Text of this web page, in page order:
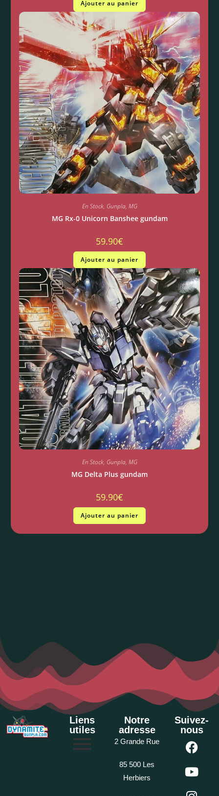
Ajouter au panier
En Stock, Gunpla, MG
MG Rx-0 Unicorn Banshee gundam
59.90€
Ajouter au panier
En Stock, Gunpla, MG
MG Delta Plus gundam
59.90€
Ajouter au panier
Liens
utiles
Notre
adresse
2 Grande Rue
85 500 Les
Herbiers
Suivez-
nous